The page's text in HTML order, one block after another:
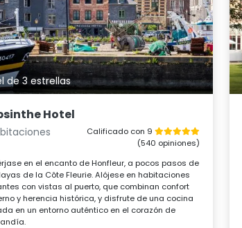
de 3 estrellas
Hotel
Calificado con 9
(540 opiniones)
en el encanto de Honfleur, a pocos pasos de
de la Côte Fleurie. Alójese en habitaciones
con vistas al puerto, que combinan confort
y herencia histórica, y disfrute de una cocina
en un entorno auténtico en el corazón de